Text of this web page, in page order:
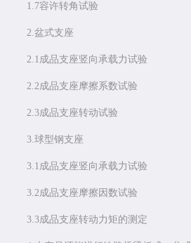
1.7容许转角试验
2.盆式支座
2.1成品支座竖向承载力试验
2.2成品支座摩擦系数试验
2.3成品支座转动试验
3.球型钢支座
3.1成品支座竖向承载力试验
3.2成品支座摩擦因数试验
3.3成品支座转动力矩的测定